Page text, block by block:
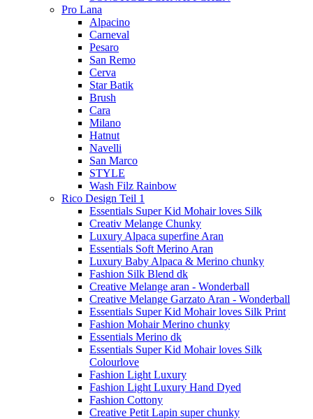
Pro Lana
Alpacino
Carneval
Pesaro
San Remo
Cerva
Star Batik
Brush
Cara
Milano
Hatnut
Navelli
San Marco
STYLE
Wash Filz Rainbow
Rico Design Teil 1
Essentials Super Kid Mohair loves Silk
Creativ Melange Chunky
Luxury Alpaca superfine Aran
Essentials Soft Merino Aran
Luxury Baby Alpaca & Merino chunky
Fashion Silk Blend dk
Creative Melange aran - Wonderball
Creative Melange Garzato Aran - Wonderball
Essentials Super Kid Mohair loves Silk Print
Fashion Mohair Merino chunky
Essentials Merino dk
Essentials Super Kid Mohair loves Silk
Colourlove
Fashion Light Luxury
Fashion Light Luxury Hand Dyed
Fashion Cottony
Creative Petit Lapin super chunky